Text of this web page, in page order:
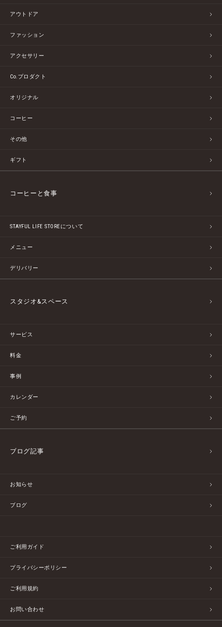
アウトドア
ファッション
アクセサリー
Co.プロダクト
オリジナル
コーヒー
その他
ギフト
コーヒーと食事
STAYFUL LIFE STOREについて
メニュー
デリバリー
スタジオ&スペース
サービス
料金
事例
カレンダー
ご予約
ブログ記事
お知らせ
ブログ
ご利用ガイド
プライバシーポリシー
ご利用規約
お問い合わせ